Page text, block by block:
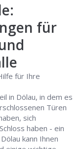
für
für Ihre
in Dölau, in dem es
Türen
sich
haben - ein
kann Ihnen